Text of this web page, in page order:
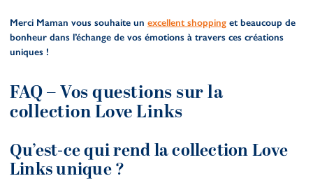
Merci Maman vous souhaite un excellent shopping et beaucoup de
bonheur dans l’échange de vos émotions à travers ces créations
uniques !
FAQ – Vos questions sur la
collection Love Links
Qu’est-ce qui rend la collection Love
Links unique ?